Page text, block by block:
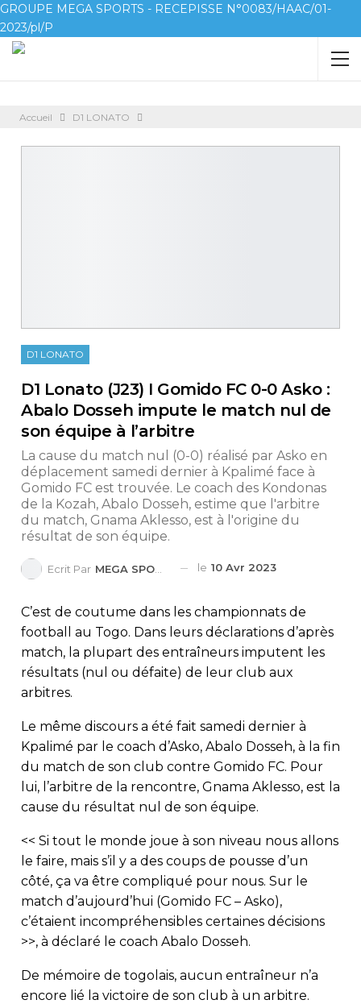
GROUPE MEGA SPORTS - RECEPISSE N°0083/HAAC/01-
2023/pl/P
Accueil D1 LONATO
D1 LONATO
D1 Lonato (J23) I Gomido FC 0-0 Asko :
Abalo Dosseh impute le match nul de
son équipe à l’arbitre
La cause du match nul (0-0) réalisé par Asko en
déplacement samedi dernier à Kpalimé face à
Gomido FC est trouvée. Le coach des Kondonas
de la Kozah, Abalo Dosseh, estime que l'arbitre
du match, Gnama Aklesso, est à l'origine du
résultat de son équipe.
Ecrit Par MEGA SPORTS le 10 Avr 2023
C’est de coutume dans les championnats de
football au Togo. Dans leurs déclarations d’après
match, la plupart des entraîneurs imputent les
résultats (nul ou défaite) de leur club aux
arbitres.
Le même discours a été fait samedi dernier à
Kpalimé par le coach d’Asko, Abalo Dosseh, à la fin
du match de son club contre Gomido FC. Pour
lui, l’arbitre de la rencontre, Gnama Aklesso, est la
cause du résultat nul de son équipe.
<< Si tout le monde joue à son niveau nous allons
le faire, mais s’il y a des coups de pousse d’un
côté, ça va être compliqué pour nous. Sur le
match d’aujourd’hui (Gomido FC – Asko),
c’étaient incompréhensibles certaines décisions
>>, à déclaré le coach Abalo Dosseh.
De mémoire de togolais, aucun entraîneur n’a
encore lié la victoire de son club à un arbitre.